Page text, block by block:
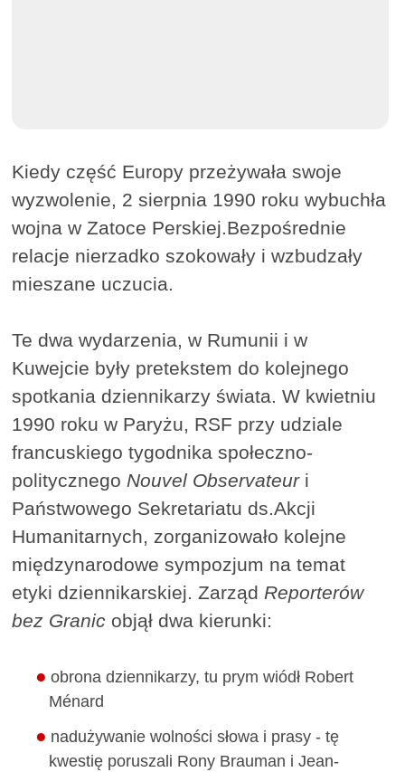
Kiedy część Europy przeżywała swoje
wyzwolenie, 2 sierpnia 1990 roku wybuchła
wojna w Zatoce Perskiej.Bezpośrednie
relacje nierzadko szokowały i wzbudzały
mieszane uczucia.
Te dwa wydarzenia, w Rumunii i w
Kuwejcie były pretekstem do kolejnego
spotkania dziennikarzy świata. W kwietniu
1990 roku w Paryżu, RSF przy udziale
francuskiego tygodnika społeczno-
politycznego Nouvel Observateuri
Państwowego Sekretariatu ds.Akcji
Humanitarnych, zorganizowało kolejne
międzynarodowe sympozjum na temat
etyki dziennikarskiej. Zarząd Reporterów
bez Granic objął dwa kierunki:
obrona dziennikarzy, tu prym wiódł Robert
Ménard
nadużywanie wolności słowa i prasy - tę
kwestię poruszali Rony Brauman i Jean-